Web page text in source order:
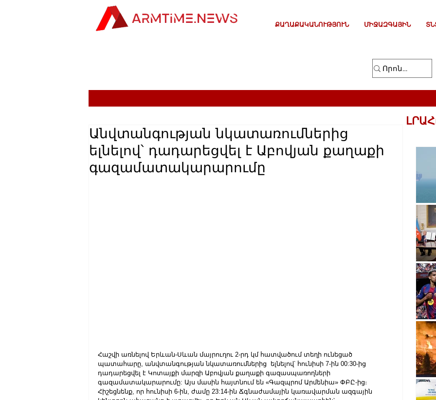
ՔԱՂԱՔԱԿԱՆՈՒԹՅՈՒՆ ՄԻՋԱԶԳԱՅԻՆ
Անվտանգության նկատառումներից
ելնելով՝ դադարեցվել է Աբովյան քաղաքի
գազամատակարարումը
Հաշվի առնելով Երևան-Սևան մայրուղու 2-րդ կմ հատվածում տեղի ունեցած
պատահարը, անվտանգության նկատառումներից  ելնելով՝ հունիսի 7-ին 00:30-ից
դադարեցվել է Կոտայքի մարզի Աբովյան քաղաքի գազասպառողների
գազամատակարարումը: Այս մասին հայտնում են «Գազպրոմ Արմենիա» ՓԲԸ-ից։
Հիշեցնենք, որ հունիսի 6-ին, ժամը 23:14-ին Ճգնաժամային կառավարման ազգային